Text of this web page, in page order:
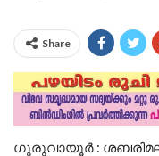
Share
ഗുരുവായൂർ :